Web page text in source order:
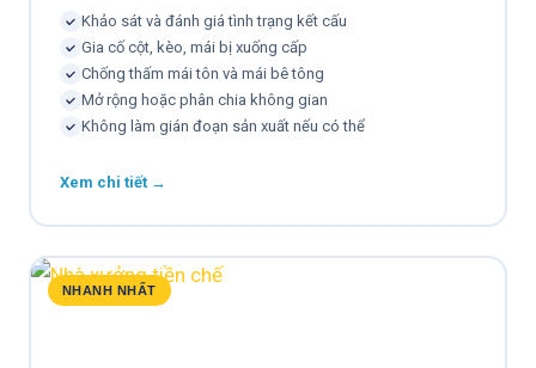
Khảo sát và đánh giá tình trạng kết cấu
Gia cố cột, kèo, mái bị xuống cấp
Chống thấm mái tôn và mái bê tông
Mở rộng hoặc phân chia không gian
Không làm gián đoạn sản xuất nếu có thể
Xem chi tiết →
NHANH NHẤT